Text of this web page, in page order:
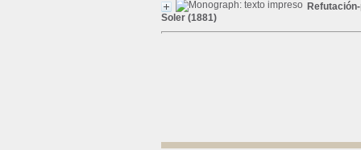
Soler (1881)